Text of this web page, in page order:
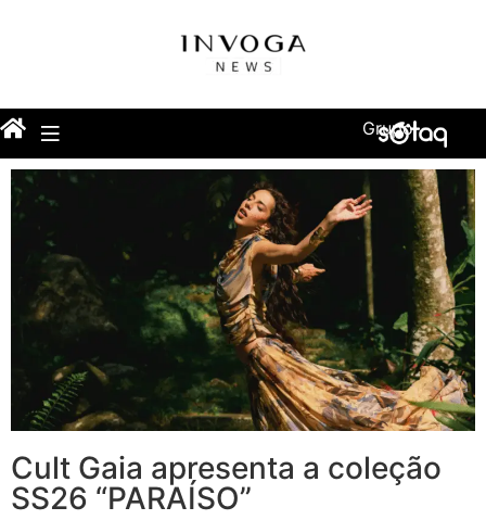
Grupo
Cult Gaia apresenta a coleção
SS26 “PARAÍSO”